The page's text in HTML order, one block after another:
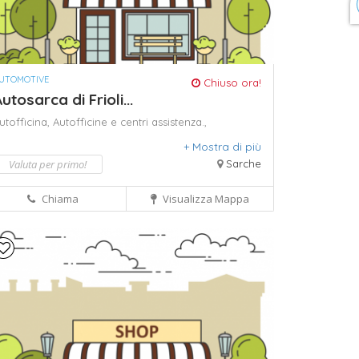
Chiuso ora!
di Frioli...
Autofficine e centri assistenza.,
riparazione auto,
cristalli,
+ Mostra di più
Valuta per primo!
Sarche
Chiama Visualizza Mappa